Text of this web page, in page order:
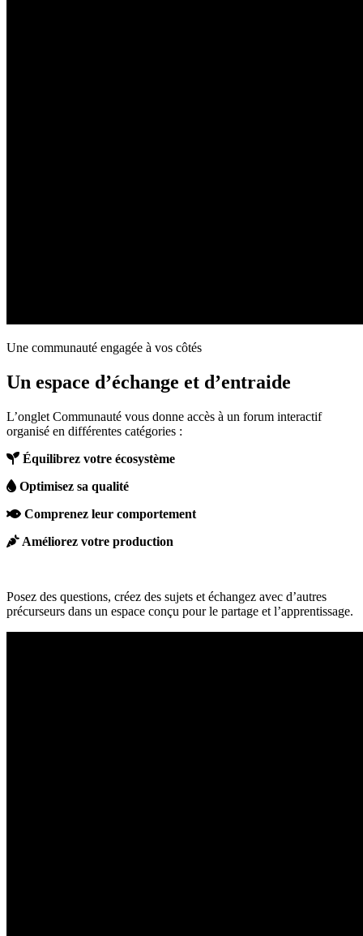
Une communauté engagée à vos côtés
Un espace d’échange et d’entraide
L’onglet Communauté vous donne accès à un forum interactif
organisé en différentes catégories :
Équilibrez votre écosystème
Optimisez sa qualité
Comprenez leur comportement
Améliorez votre production
Posez des questions, créez des sujets et échangez avec d’autres
précurseurs dans un espace conçu pour le partage et l’apprentissage.